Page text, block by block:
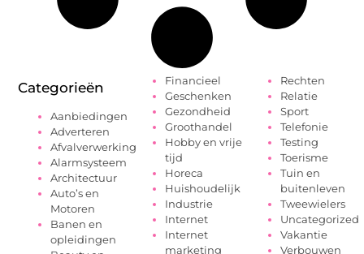
Categorieën
Aanbiedingen
Adverteren
Afvalverwerking
Alarmsysteem
Architectuur
Auto’s en
Motoren
Banen en
opleidingen
Financieel
Geschenken
Gezondheid
Groothandel
Hobby en vrije
tijd
Horeca
Huishoudelijk
Industrie
Internet
Internet
marketing
Rechten
Relatie
Sport
Telefonie
Testing
Toerisme
Tuin en
buitenleven
Tweewielers
Uncategorized
Vakantie
Verbouwen